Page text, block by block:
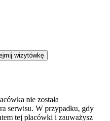
wizytówkę
nie została
serwisu. W przypadku, gdy
tej placówki i zauważysz